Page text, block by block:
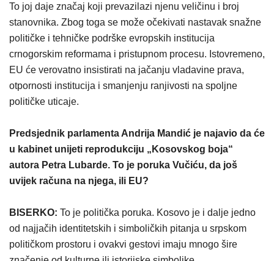
To joj daje značaj koji prevazilazi njenu veličinu i broj
stanovnika. Zbog toga se može očekivati nastavak snažne
političke i tehničke podrške evropskih institucija
crnogorskim reformama i pristupnom procesu. Istovremeno,
EU će verovatno insistirati na jačanju vladavine prava,
otpornosti institucija i smanjenju ranjivosti na spoljne
političke uticaje.
Predsjednik parlamenta Andrija Mandić je najavio da će
u kabinet unijeti reprodukciju „Kosovskog boja“
autora Petra Lubarde. To je poruka Vučiću, da još
uvijek računa na njega, ili EU?
BISERKO: To je politička poruka. Kosovo je i dalje jedno
od najjačih identitetskih i simboličkih pitanja u srpskom
političkom prostoru i ovakvi gestovi imaju mnogo šire